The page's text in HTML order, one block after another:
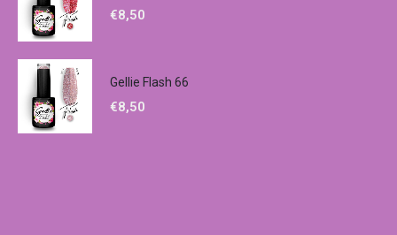
€8,50
Gellie Flash 66
€8,50